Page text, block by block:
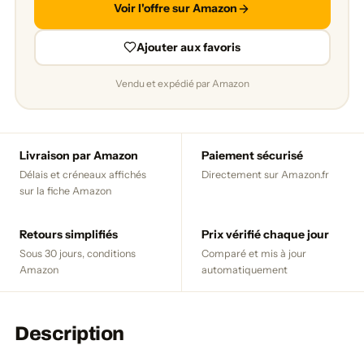
Voir l'offre sur Amazon
Ajouter aux favoris
Vendu et expédié par Amazon
Livraison par Amazon
Délais et créneaux affichés
sur la fiche Amazon
Paiement sécurisé
Directement sur Amazon.fr
Retours simplifiés
Sous 30 jours, conditions
Amazon
Prix vérifié chaque jour
Comparé et mis à jour
automatiquement
Description